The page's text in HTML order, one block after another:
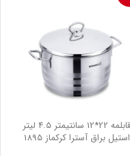
قابلمه 22*12 سانتیمتر 4.5 لیتر
استیل براق آسترا کرکماز 1895